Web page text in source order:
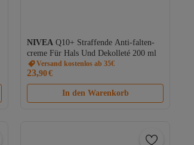
NIVEA Q10+ Straffende Anti-falten-
creme Für Hals Und Dekolleté 200 ml
Versand kostenlos ab 35€
23,90€
In den Warenkorb